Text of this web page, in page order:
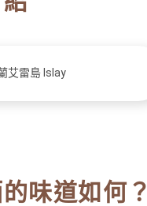
艾雷島 Islay
味道如何？